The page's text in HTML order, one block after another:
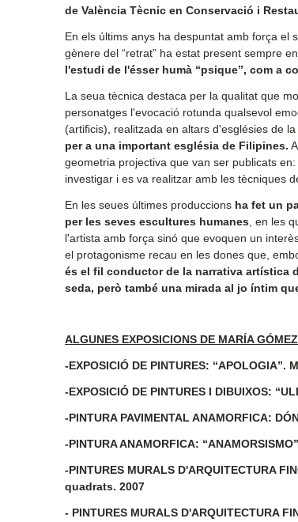
de València Tècnic en Conservació i
En els últims anys ha despuntat amb força el
gènere del “retrat” ha estat present sempre
l'estudi de l'ésser humà “psique”, com a
La seua tècnica destaca per la qualitat que
personatges l'evocació rotunda qualsevol
(artificis), realitzada en altars d'esglésies de
per a una important església de Filipines.
geometria projectiva que van ser publicats en:
investigar i es va realitzar amb les tècniques
En les seues últimes produccions ha fet un
per les seves escultures humanes , en les
l'artista amb força sinó que evoquen un
el protagonisme recau en les dones que,
és el fil conductor de la narrativa artística
seda, però també una mirada al jo íntim
ALGUNES EXPOSICIONS DE MARÍA GÓMEZ
-EXPOSICIÓ DE PINTURES: “APOLOGIA”.
-EXPOSICIÓ DE PINTURES I DIBUIXOS:
-PINTURA PAVIMENTAL ANAMORFICA:
-PINTURA ANAMORFICA:
-PINTURES MURALS D'ARQUITECTURA
quadrats. 2007
- PINTURES MURALS D'ARQUITECTURA